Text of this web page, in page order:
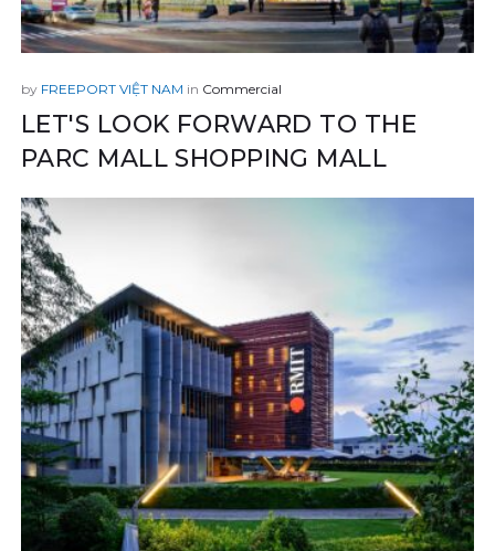
by in Commercial
LET'S LOOK FORWARD TO THE
PARC MALL SHOPPING MALL